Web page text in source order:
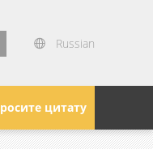
Russian
цитату